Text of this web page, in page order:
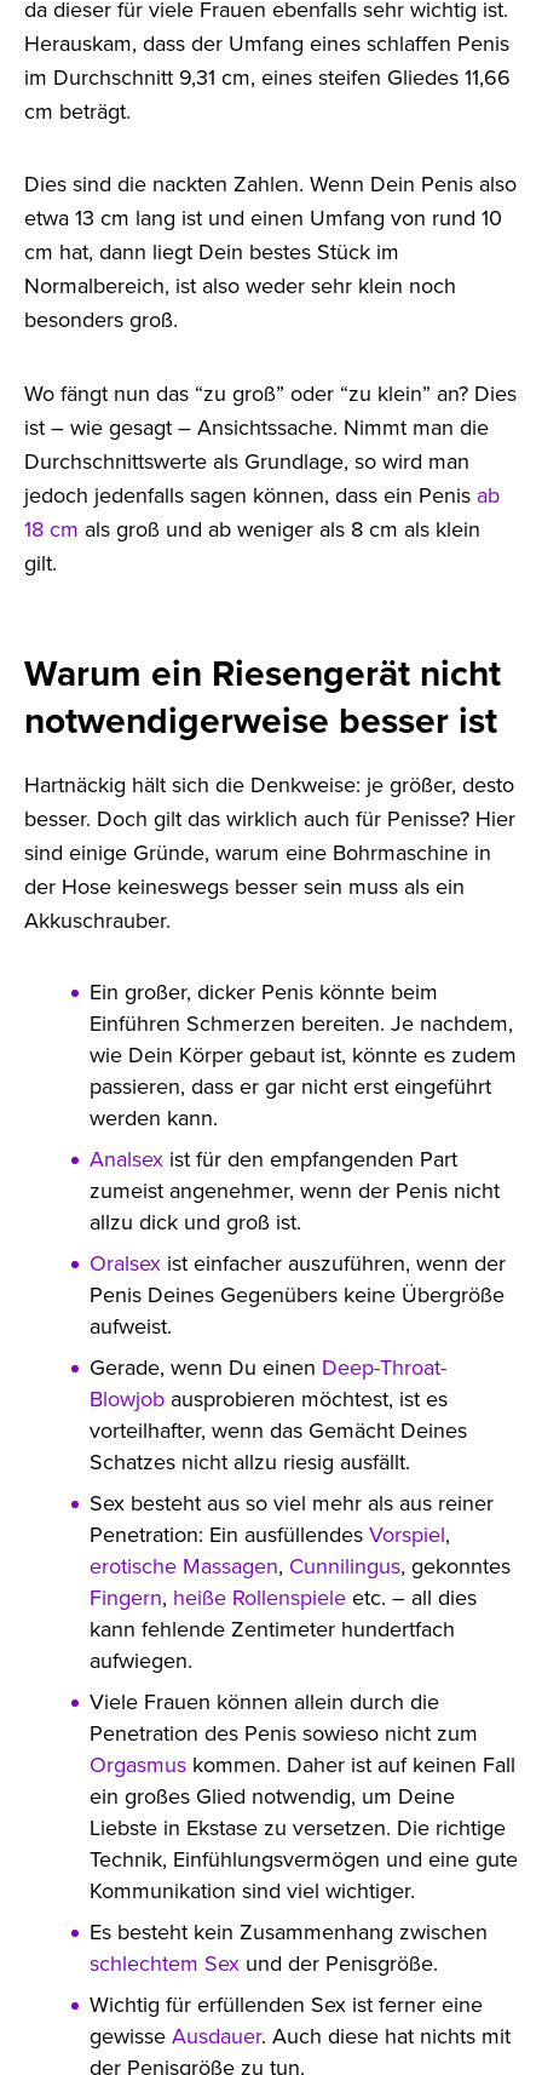
da dieser für viele Frauen ebenfalls sehr wichtig ist.
Herauskam, dass der Umfang eines schlaffen Penis
im Durchschnitt 9,31 cm, eines steifen Gliedes 11,66
cm beträgt.
Dies sind die nackten Zahlen. Wenn Dein Penis also
etwa 13 cm lang ist und einen Umfang von rund 10
cm hat, dann liegt Dein bestes Stück im
Normalbereich, ist also weder sehr klein noch
besonders groß.
Wo fängt nun das “zu groß” oder “zu klein” an? Dies
ist – wie gesagt – Ansichtssache. Nimmt man die
Durchschnittswerte als Grundlage, so wird man
jedoch jedenfalls sagen können, dass ein Penis ab
18 cm als groß und ab weniger als 8 cm als klein
gilt.
Warum ein Riesengerät nicht
notwendigerweise besser ist
Hartnäckig hält sich die Denkweise: je größer, desto
besser. Doch gilt das wirklich auch für Penisse? Hier
sind einige Gründe, warum eine Bohrmaschine in
der Hose keineswegs besser sein muss als ein
Akkuschrauber.
Ein großer, dicker Penis könnte beim
Einführen Schmerzen bereiten. Je nachdem,
wie Dein Körper gebaut ist, könnte es zudem
passieren, dass er gar nicht erst eingeführt
werden kann.
Analsex ist für den empfangenden Part
zumeist angenehmer, wenn der Penis nicht
allzu dick und groß ist.
Oralsex ist einfacher auszuführen, wenn der
Penis Deines Gegenübers keine Übergröße
aufweist.
Gerade, wenn Du einen Deep-Throat-
Blowjob ausprobieren möchtest, ist es
vorteilhafter, wenn das Gemächt Deines
Schatzes nicht allzu riesig ausfällt.
Sex besteht aus so viel mehr als aus reiner
Penetration: Ein ausfüllendes Vorspiel,
erotische Massagen, Cunnilingus, gekonntes
Fingern, heiße Rollenspiele etc. – all dies
kann fehlende Zentimeter hundertfach
aufwiegen.
Viele Frauen können allein durch die
Penetration des Penis sowieso nicht zum
Orgasmus kommen. Daher ist auf keinen Fall
ein großes Glied notwendig, um Deine
Liebste in Ekstase zu versetzen. Die richtige
Technik, Einfühlungsvermögen und eine gute
Kommunikation sind viel wichtiger.
Es besteht kein Zusammenhang zwischen
schlechtem Sex und der Penisgröße.
Wichtig für erfüllenden Sex ist ferner eine
gewisse Ausdauer. Auch diese hat nichts mit
der Penisgröße zu tun.